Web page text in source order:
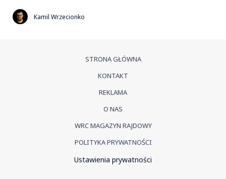
Kamil Wrzecionko
STRONA GŁÓWNA
KONTAKT
REKLAMA
O NAS
WRC MAGAZYN RAJDOWY
POLITYKA PRYWATNOŚCI
Ustawienia prywatności